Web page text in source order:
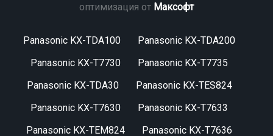
оптимизация от Максофт
Panasonic KX-TDA100
Panasonic KX-TDA200
Panasonic KX-T7730
Panasonic KX-T7735
Panasonic KX-TDA30
Panasonic KX-TES824
Panasonic KX-T7630
Panasonic KX-T7633
Panasonic KX-TEM824
Panasonic KX-T7636